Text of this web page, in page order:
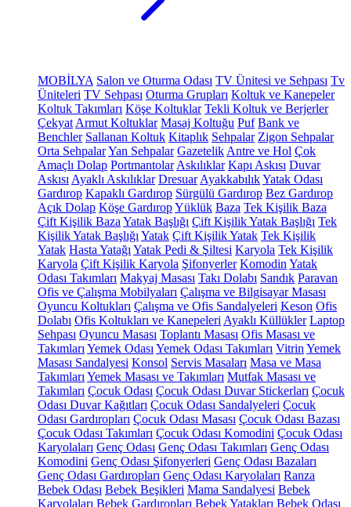
MOBİLYA Salon ve Oturma Odası TV Ünitesi ve Sehpası Tv
Üniteleri TV Sehpası Oturma Grupları Koltuk ve Kanepeler
Koltuk Takımları Köşe Koltuklar Tekli Koltuk ve Berjerler
Çekyat Armut Koltuklar Masaj Koltuğu Puf Bank ve
Benchler Sallanan Koltuk Kitaplık Sehpalar Zigon Sehpalar
Orta SehpalarYan Sehpalar Gazetelik Antre ve Hol Çok
Amaçlı Dolap Portmantolar Askılıklar Kapı Askısı Duvar
Askısı Ayaklı Askılıklar Dresuar AyakkabılıkYatak Odası
Gardırop Kapaklı Gardırop Sürgülü Gardırop Bez Gardırop
Açık Dolap Köşe GardıropYüklük Baza Tek Kişilik Baza
Çift Kişilik Baza Yatak Başlığı Çift Kişilik Yatak Başlığı Tek
Kişilik Yatak Başlığı Yatak Çift Kişilik Yatak Tek Kişilik
Yatak Hasta Yatağı Yatak Pedi & Şiltesi Karyola Tek Kişilik
Karyola Çift Kişilik Karyola Şifonyerler Komodin Yatak
Odası Takımları Makyaj Masası Takı Dolabı Sandık Paravan
Ofis ve Çalışma Mobilyaları Çalışma ve Bilgisayar Masası
Oyuncu Koltukları Çalışma ve Ofis Sandalyeleri Keson Ofis
Dolabı Ofis Koltukları ve Kanepeleri Ayaklı Küllükler Laptop
Sehpası Oyuncu Masası Toplantı Masası Ofis Masası ve
Takımları Yemek Odası Yemek Odası Takımları Vitrin Yemek
Masası Sandalyesi Konsol Servis Masaları Masa ve Masa
Takımları Yemek Masası ve Takımları Mutfak Masası ve
Takımları Çocuk Odası Çocuk Odası Duvar Stickerları Çocuk
Odası Duvar Kağıtları Çocuk Odası Sandalyeleri Çocuk
Odası Gardıropları Çocuk Odası Masası Çocuk Odası Bazası
Çocuk Odası Takımları Çocuk Odası Komodini Çocuk Odası
Karyolaları Genç Odası Genç Odası Takımları Genç Odası
Komodini Genç Odası Şifonyerleri Genç Odası Bazaları
Genç Odası Gardıropları Genç Odası Karyolaları Ranza
Bebek Odası Bebek Beşikleri Mama Sandalyesi Bebek
Karyolaları Bebek Gardıropları Bebek Yatakları Bebek Odası